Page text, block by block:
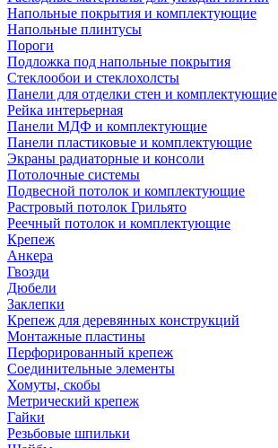
Напольные покрытия и комплектующие
Напольные плинтусы
Пороги
Подложка под напольные покрытия
Стеклообои и стеклохолсты
Панели для отделки стен и комплектующие
Рейка интерьерная
Панели МДФ и комплектующие
Панели пластиковые и комплектующие
Экраны радиаторные и консоли
Потолочные системы
Подвесной потолок и комплектующие
Растровый потолок Грильято
Реечный потолок и комплектующие
Крепеж
Анкера
Гвозди
Дюбели
Заклепки
Крепеж для деревянных конструкций
Монтажные пластины
Перфорированный крепеж
Соединительные элементы
Хомуты, скобы
Метрический крепеж
Гайки
Резьбовые шпильки